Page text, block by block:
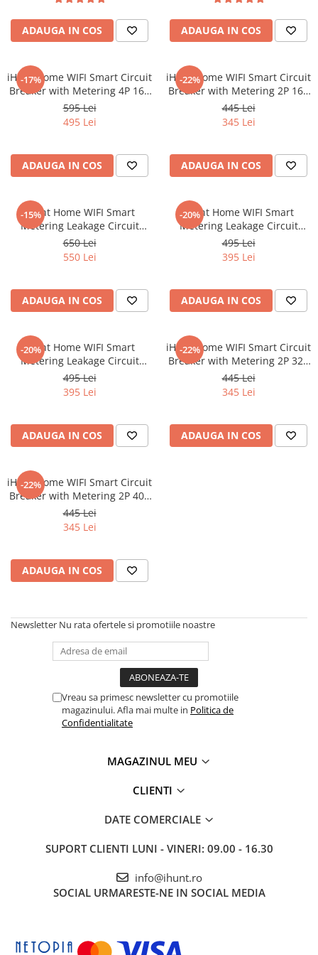
Roboți Curătenie
Roboți Geamuri
Roboți Gradină
Roboți Piscină
Accesorii Consumabile
Uscătoare Haine
Coșuri de gunoi
Tablete Unihertz
Produse Blackview
Telefoane Mobile Blackview
Tablete Blackview
Casti Audio Blackview
Produse Fossibot
Telefoane Mobile Fossibot
Produse Oukitel
Tablete Oukitel
ADAUGA IN COS ADAUGA IN COS
-17%
iHunt Home WIFI Smart Circuit
Breaker with Metering 4P 16A
- Siguranta automata
inteligenta cu contorizare
595 Lei
495 Lei
ADAUGA IN COS
-22%
iHunt Home WIFI Smart Circuit
Breaker with Metering 2P 16A
- Siguranta automata
inteligenta cu contorizare
445 Lei
345 Lei
ADAUGA IN COS
-15%
iHunt Home WIFI Smart
Metering Leakage Circuit
Breaker 4P 16A - Siguranta
automata inteligenta cu
650 Lei
550 Lei
ADAUGA IN COS
-20%
iHunt Home WIFI Smart
Metering Leakage Circuit
Breaker 2P 16A - Siguranta
automata inteligenta cu
495 Lei
395 Lei
ADAUGA IN COS
-20%
iHunt Home WIFI Smart
Metering Leakage Circuit
Breaker 2P 32A - Siguranta
automata inteligenta cu
495 Lei
395 Lei
ADAUGA IN COS
-22%
iHunt Home WIFI Smart Circuit
Breaker with Metering 2P 32A
- Siguranta automata
inteligenta cu contorizare
445 Lei
345 Lei
ADAUGA IN COS
-22%
iHunt Home WIFI Smart Circuit
Breaker with Metering 2P 40A
- Siguranta automata
inteligenta cu contorizare
445 Lei
345 Lei
ADAUGA IN COS
Newsletter Nu rata ofertele si promotiile noastre
Vreau sa primesc newsletter cu promotiile
magazinului. Afla mai multe in Politica de
Confidentialitate
MAGAZINUL MEU
CLIENTI
DATE COMERCIALE
SUPORT CLIENTI LUNI - VINERI: 09.00 - 16.30
info@ihunt.ro
SOCIAL URMARESTE-NE IN SOCIAL MEDIA